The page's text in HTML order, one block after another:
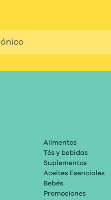
Alimentos
Tés y bebidas
Suplementos
Aceites Esenciales
Bebés
Promociones